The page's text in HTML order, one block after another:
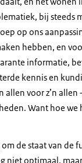
bij steeds
op ons
hebben, en
informatie,
kennis en
allen voor z’n
Want hoe
de staat van de
niet optimaal,